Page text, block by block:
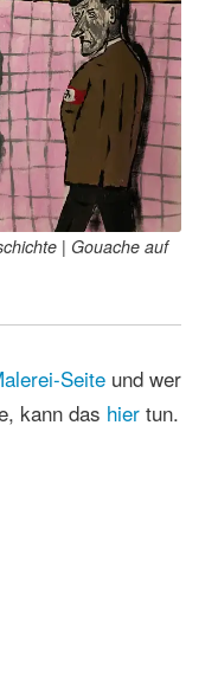
| Gouache auf
Seite und wer
kann das hiertun.